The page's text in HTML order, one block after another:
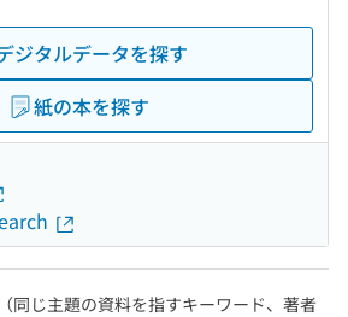
ジタルデータを探す
紙の本を探す
同じ主題の資料を指すキーワード、著者